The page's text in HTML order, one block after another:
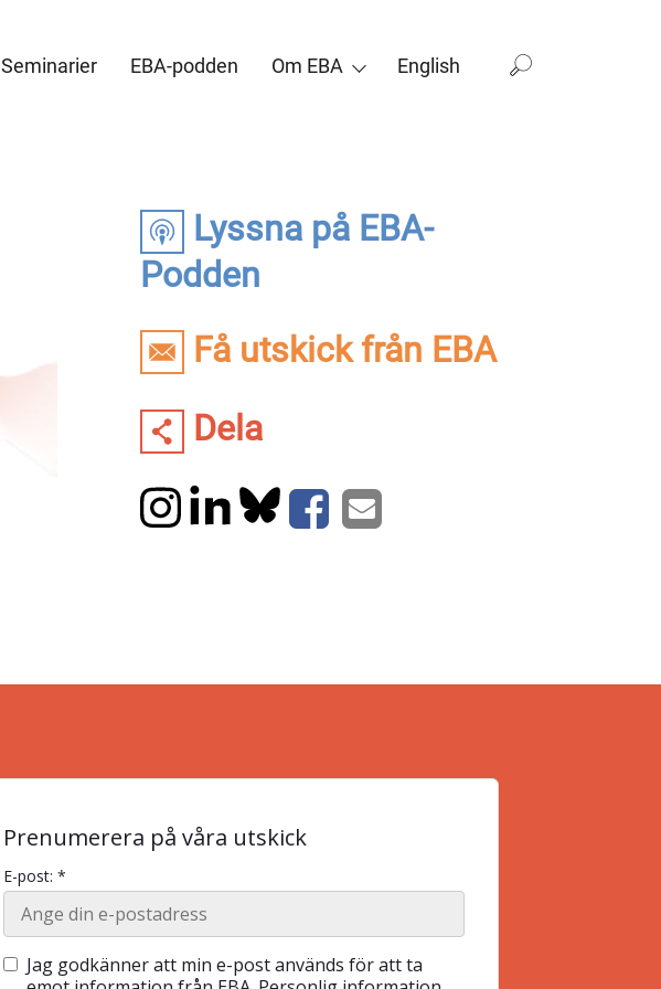
Seminarier EBA-podden Om EBA English
Lyssna på EBA-
Podden
Få utskick från EBA
Dela
Prenumerera på våra utskick
E-post: *
Jag godkänner att min e-post används för att ta